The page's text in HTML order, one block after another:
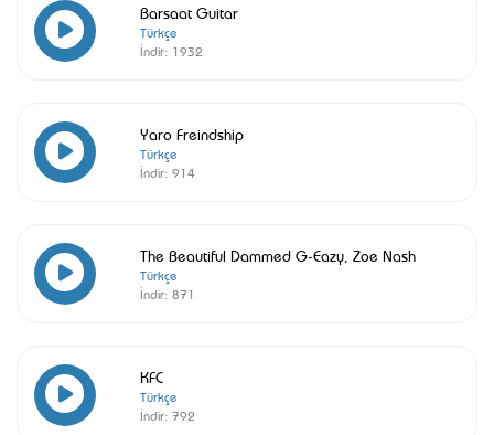
Barsaat Guitar
Türkçe
İndir: 1932
Yaro Freindship
Türkçe
İndir: 914
The Beautiful Dammed G-Eazy, Zoe Nash
Türkçe
İndir: 871
KFC
Türkçe
İndir: 792